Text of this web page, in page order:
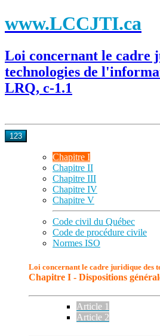
www.LCCJTI.ca
Loi concernant le cadre
technologies de
LRQ, c-1.1
123
Chapitre I
Chapitre II
Chapitre III
Chapitre IV
Chapitre V
Code civil du Québec
Code de procédure civile
Normes ISO
Loi concernant le cadre juridique des
Chapitre I - Dispositions
Article 1
Article 2